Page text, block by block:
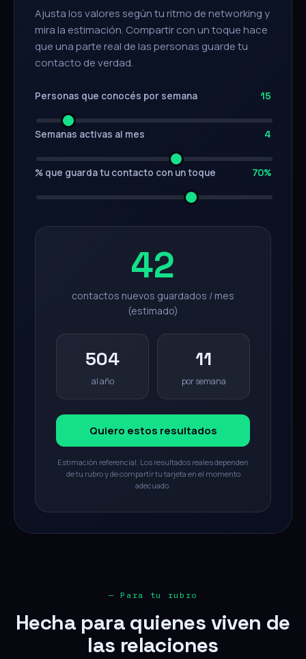
Ajusta los valores según tu ritmo de networking y
mira la estimación. Compartir con un toque hace
que una parte real de las personas guarde tu
contacto de verdad.
Personas que conocés por semana 15
Semanas activas al mes 4
% que guarda tu contacto con un toque 70%
42
contactos nuevos guardados / mes
(estimado)
504
al año
11
por semana
Quiero estos resultados
Estimación referencial. Los resultados reales dependen
de tu rubro y de compartir tu tarjeta en el momento
adecuado.
— Para tu rubro
Hecha para quienes viven de
las relaciones